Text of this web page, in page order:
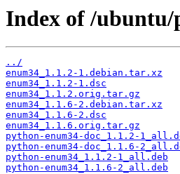
Index of /ubuntu/
../
enum34_1.1.2-1.debian.tar.xz
enum34_1.1.2-1.dsc
enum34_1.1.2.orig.tar.gz
enum34_1.1.6-2.debian.tar.xz
enum34_1.1.6-2.dsc
enum34_1.1.6.orig.tar.gz
python-enum34-doc_1.1.2-
python-enum34-doc_1.1.6-
python-enum34_1.1.2-1_all.deb
python-enum34_1.1.6-2_all.deb